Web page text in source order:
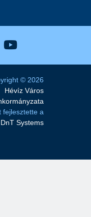
Facebook
X
Város
Hévíz Város
© 2026
Hévíz Város
fejlesztette a
DnT Systems